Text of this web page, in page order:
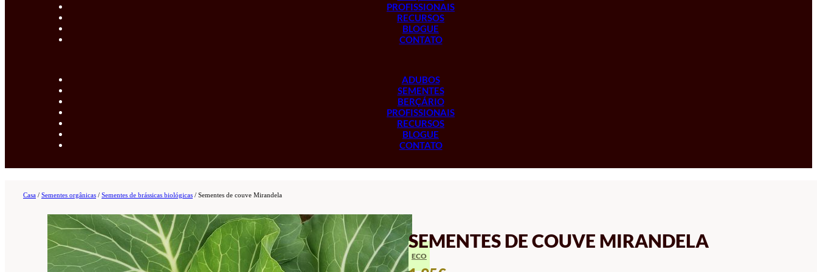
PROFISSIONAIS
RECURSOS
BLOGUE
CONTATO
ADUBOS
SEMENTES
BERÇÁRIO
PROFISSIONAIS
RECURSOS
BLOGUE
CONTATO
Casa / Sementes orgânicas / Sementes de brássicas biológicas / Sementes de couve Mirandela
SEMENTES DE COUVE MIRANDELA
ECO